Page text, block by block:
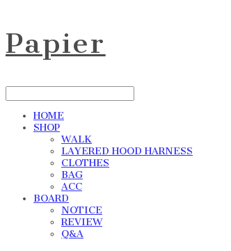
Papier
HOME
SHOP
WALK
LAYERED HOOD HARNESS
CLOTHES
BAG
ACC
BOARD
NOTICE
REVIEW
Q&A